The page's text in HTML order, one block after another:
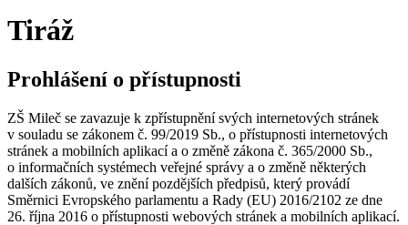
Tiráž
Prohlášení o přístupnosti
ZŠ Mileč se zavazuje k zpřístupnění svých internetových stránek
v souladu se zákonem č. 99/2019 Sb., o přístupnosti internetových
stránek a mobilních aplikací a o změně zákona č. 365/2000 Sb.,
o informačních systémech veřejné správy a o změně některých
dalších zákonů, ve znění pozdějších předpisů, který provádí
Směrnici Evropského parlamentu a Rady (EU) 2016/2102 ze dne
26. října 2016 o přístupnosti webových stránek a mobilních aplikací.